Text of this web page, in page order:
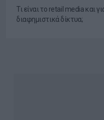
Τι είναι το retail media και
διαφημιστικά δίκτυα;